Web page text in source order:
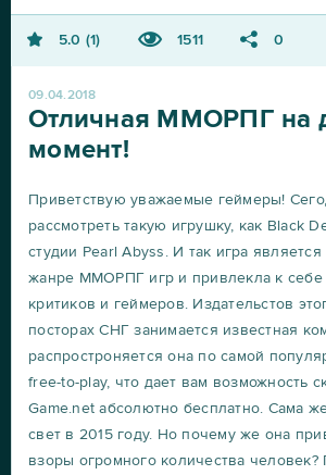
5.0 1 1511 0
09.04.2018
Отличная ММОРПГ на
момент!
Приветствую уважаемые геймеры!
рассмотреть такую игрушку, как Black
студии Pearl Abyss. И так игра
жанре ММОРПГ игр и привлекла к себе
критиков и геймеров. Издательстов
посторах СНГ занимается известная
распростроняется она по самой
free-to-play, что дает вам возможность
Game.net абсолютно бесплатно. Сама
свет в 2015 году. Но почему же она
взоры огромного количества